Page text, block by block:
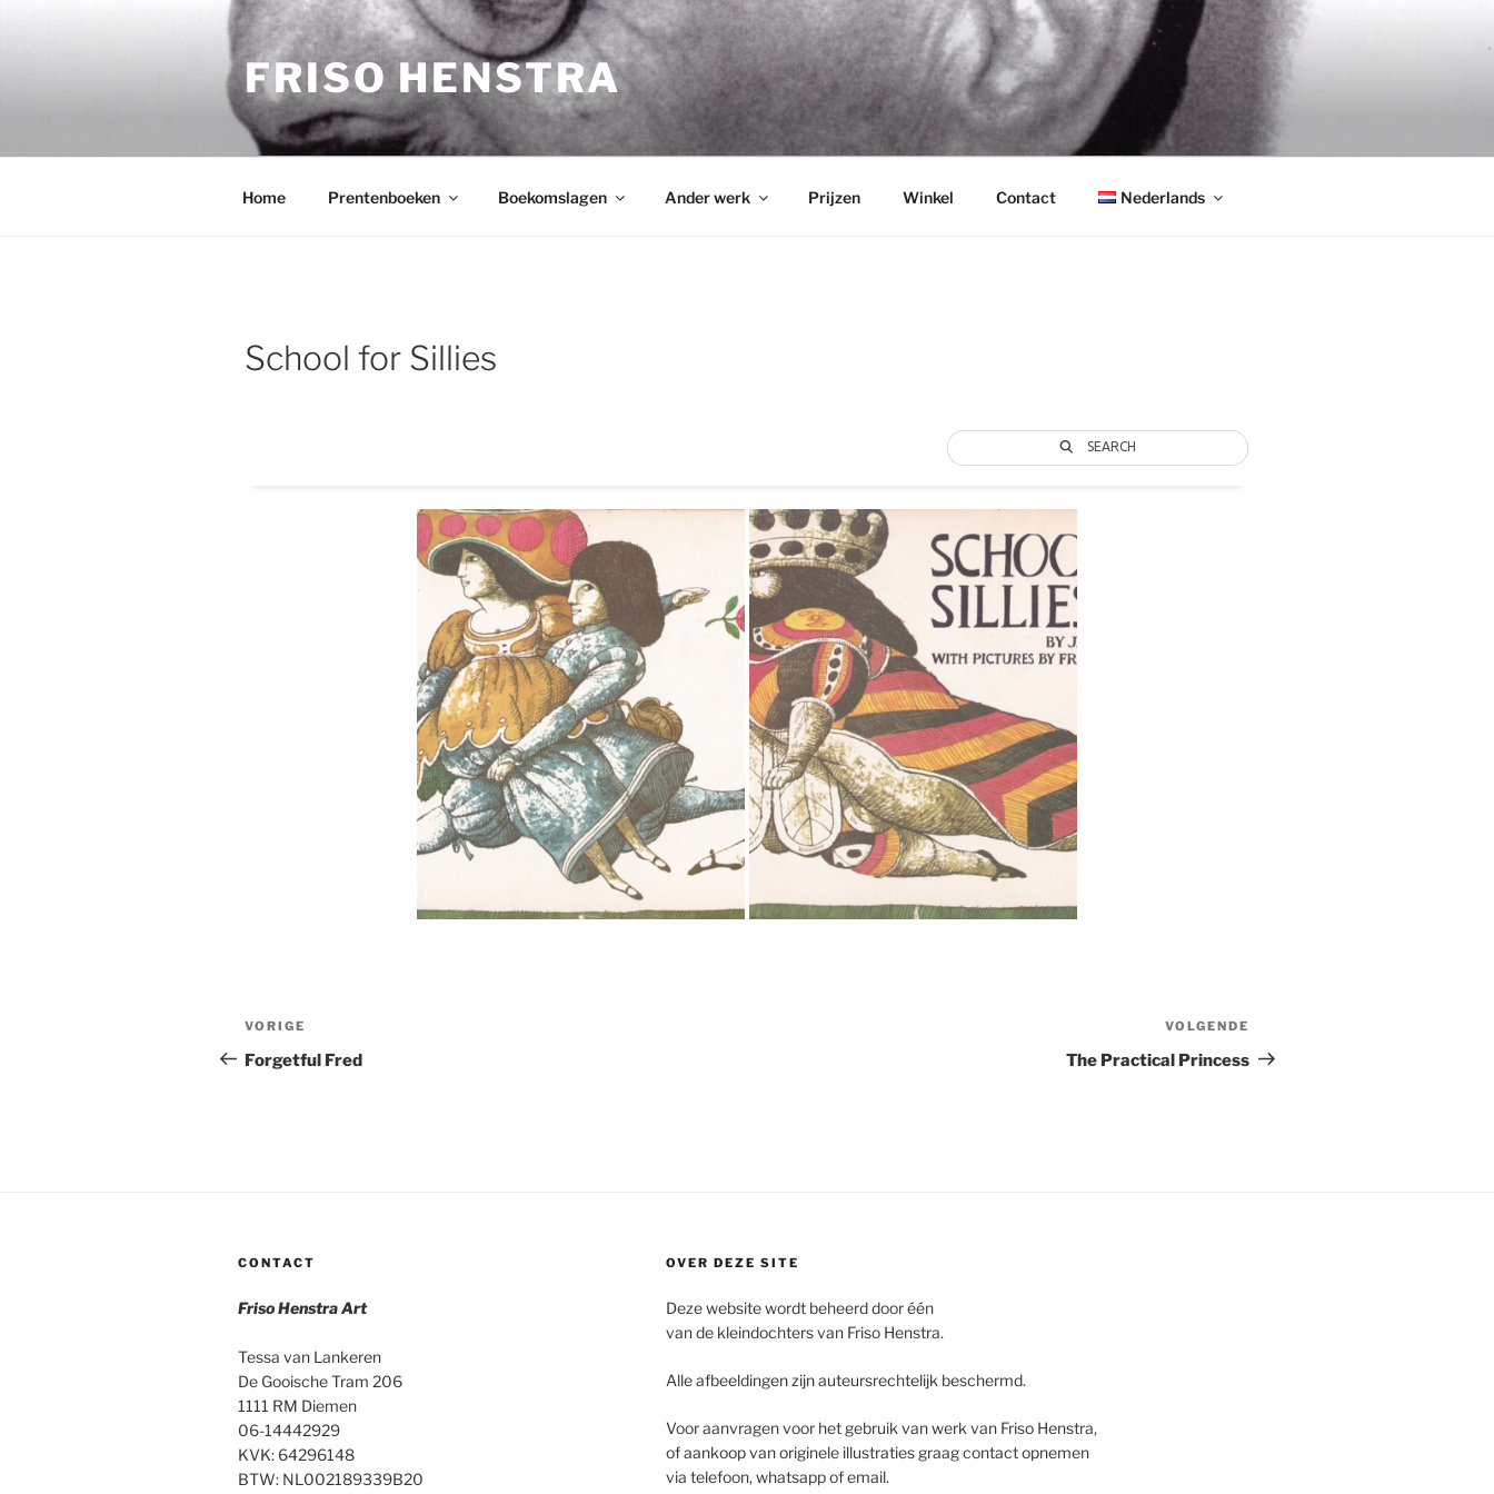
FRISO HENSTRA
Home Prentenboeken Boekomslagen Ander werk Prijzen Winkel Contact Nederlands
School for Sillies
SEARCH
Bericht
navigatie
Vorig
bericht
VORIGE
Forgetful Fred
bericht
VOLGENDE
The Practical Princess
CONTACT
Friso Henstra Art
Tessa van Lankeren
De Gooische Tram 206
1111 RM Diemen
06-14442929
KVK: 64296148
BTW: NL002189339B20
OVER DEZE SITE
Deze website wordt beheerd door één
van de kleindochters van Friso Henstra.
Alle afbeeldingen zijn auteursrechtelijk beschermd.
Voor aanvragen voor het gebruik van werk van Friso Henstra,
of aankoop van originele illustraties graag contact opnemen
via telefoon, whatsapp of email.